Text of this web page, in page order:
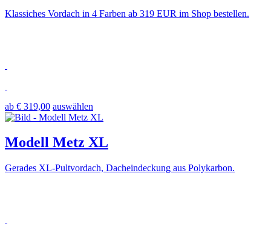
Klassiches Vordach in 4 Farben ab 319 EUR im Shop bestellen.
ab € 319,00 auswählen
Modell Metz XL
Gerades XL-Pultvordach, Dacheindeckung aus Polykarbon.